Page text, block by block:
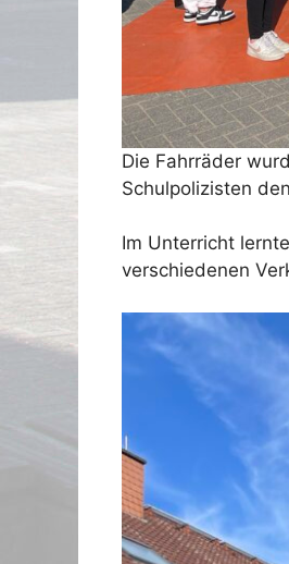
Die Fahrräder
Schulpolizisten
Im Unterricht
verschiedenen